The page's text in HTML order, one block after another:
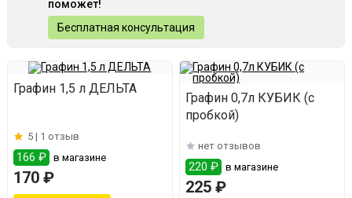
поможет!
Бесплатная консультация
Графин 1,5 л ДЕЛЬТА
5 | 1 отзыв
166 ₽ в магазине
170 ₽
Графин 0,7л КУБИК (с
пробкой)
нет отзывов
220 ₽ в магазине
225 ₽